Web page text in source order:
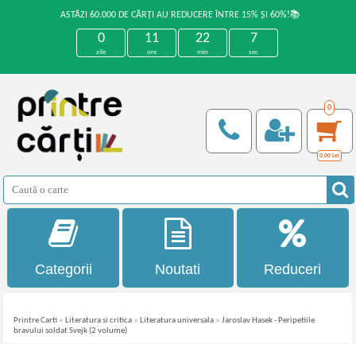
ASTĂZI 60.000 DE CĂRȚI AU REDUCERE ÎNTRE 15% ȘI 60%!📚
0
zile
11
ore
22
min
7
sec
0
0,00 Lei
Categorii Noutati Reduceri
Printre Carti » Literatura si critica » Literatura universala »Jaroslav Hasek - Peripetiile
bravului soldat Svejk (2 volume)